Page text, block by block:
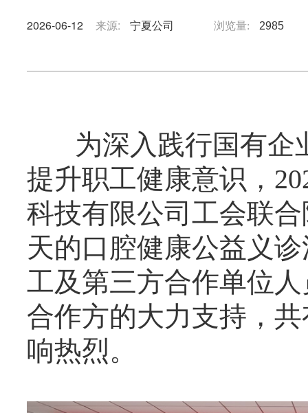
2026-06-12 来源: 宁夏公司 浏览量: 2985
为深入践行国有企
提升职工健康意识，
科技有限公司工会联
天的口腔健康公益义
工及第三方合作单位
合作方的大力支持，
响热烈。